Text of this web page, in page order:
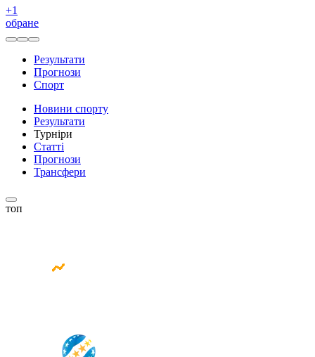
+1
обране
Результати
Прогнози
Спорт
Новини спорту
Результати
Турніри
Статті
Прогнози
Трансфери
топ